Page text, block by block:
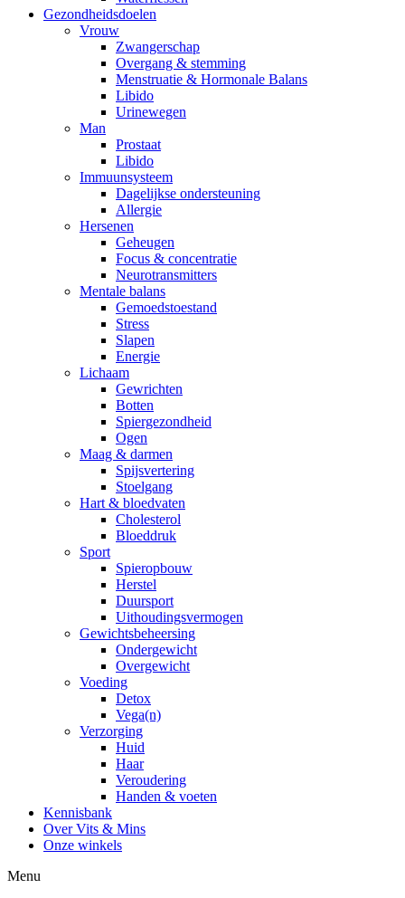
Gezondheidsdoelen
Vrouw
Zwangerschap
Overgang & stemming
Menstruatie & Hormonale Balans
Libido
Urinewegen
Man
Prostaat
Libido
Immuunsysteem
Dagelijkse ondersteuning
Allergie
Hersenen
Geheugen
Focus & concentratie
Neurotransmitters
Mentale balans
Gemoedstoestand
Stress
Slapen
Energie
Lichaam
Gewrichten
Botten
Spiergezondheid
Ogen
Maag & darmen
Spijsvertering
Stoelgang
Hart & bloedvaten
Cholesterol
Bloeddruk
Sport
Spieropbouw
Herstel
Duursport
Uithoudingsvermogen
Gewichtsbeheersing
Ondergewicht
Overgewicht
Voeding
Detox
Vega(n)
Verzorging
Huid
Haar
Veroudering
Handen & voeten
Kennisbank
Over Vits & Mins
Onze winkels
Menu